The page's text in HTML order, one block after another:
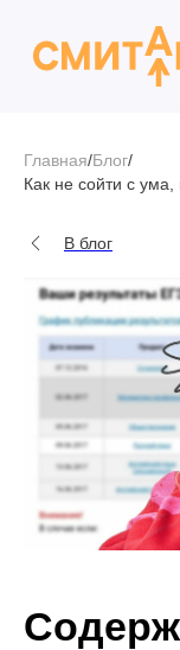
Главная/Блог/
Как не сойти с
В блог